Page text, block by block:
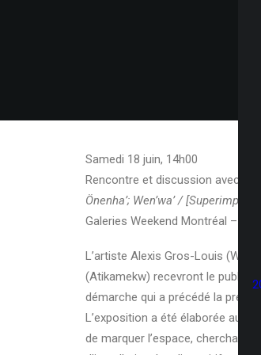
Samedi 18 juin, 14h00
Rencontre et discussion avec
Önenha’; Wen’wa’ /
Galeries Weekend Montréal –
L’artiste Alexis Gros-Louis
(Atikamekw) recevront le public
démarche qui a précédé la
L’exposition a été élaborée
de marquer l’espace, cherchant